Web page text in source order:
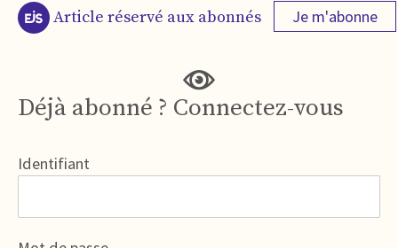
Article réservé aux abonnés Je m'abonne
Déjà abonné ? Connectez-vous
Identifiant